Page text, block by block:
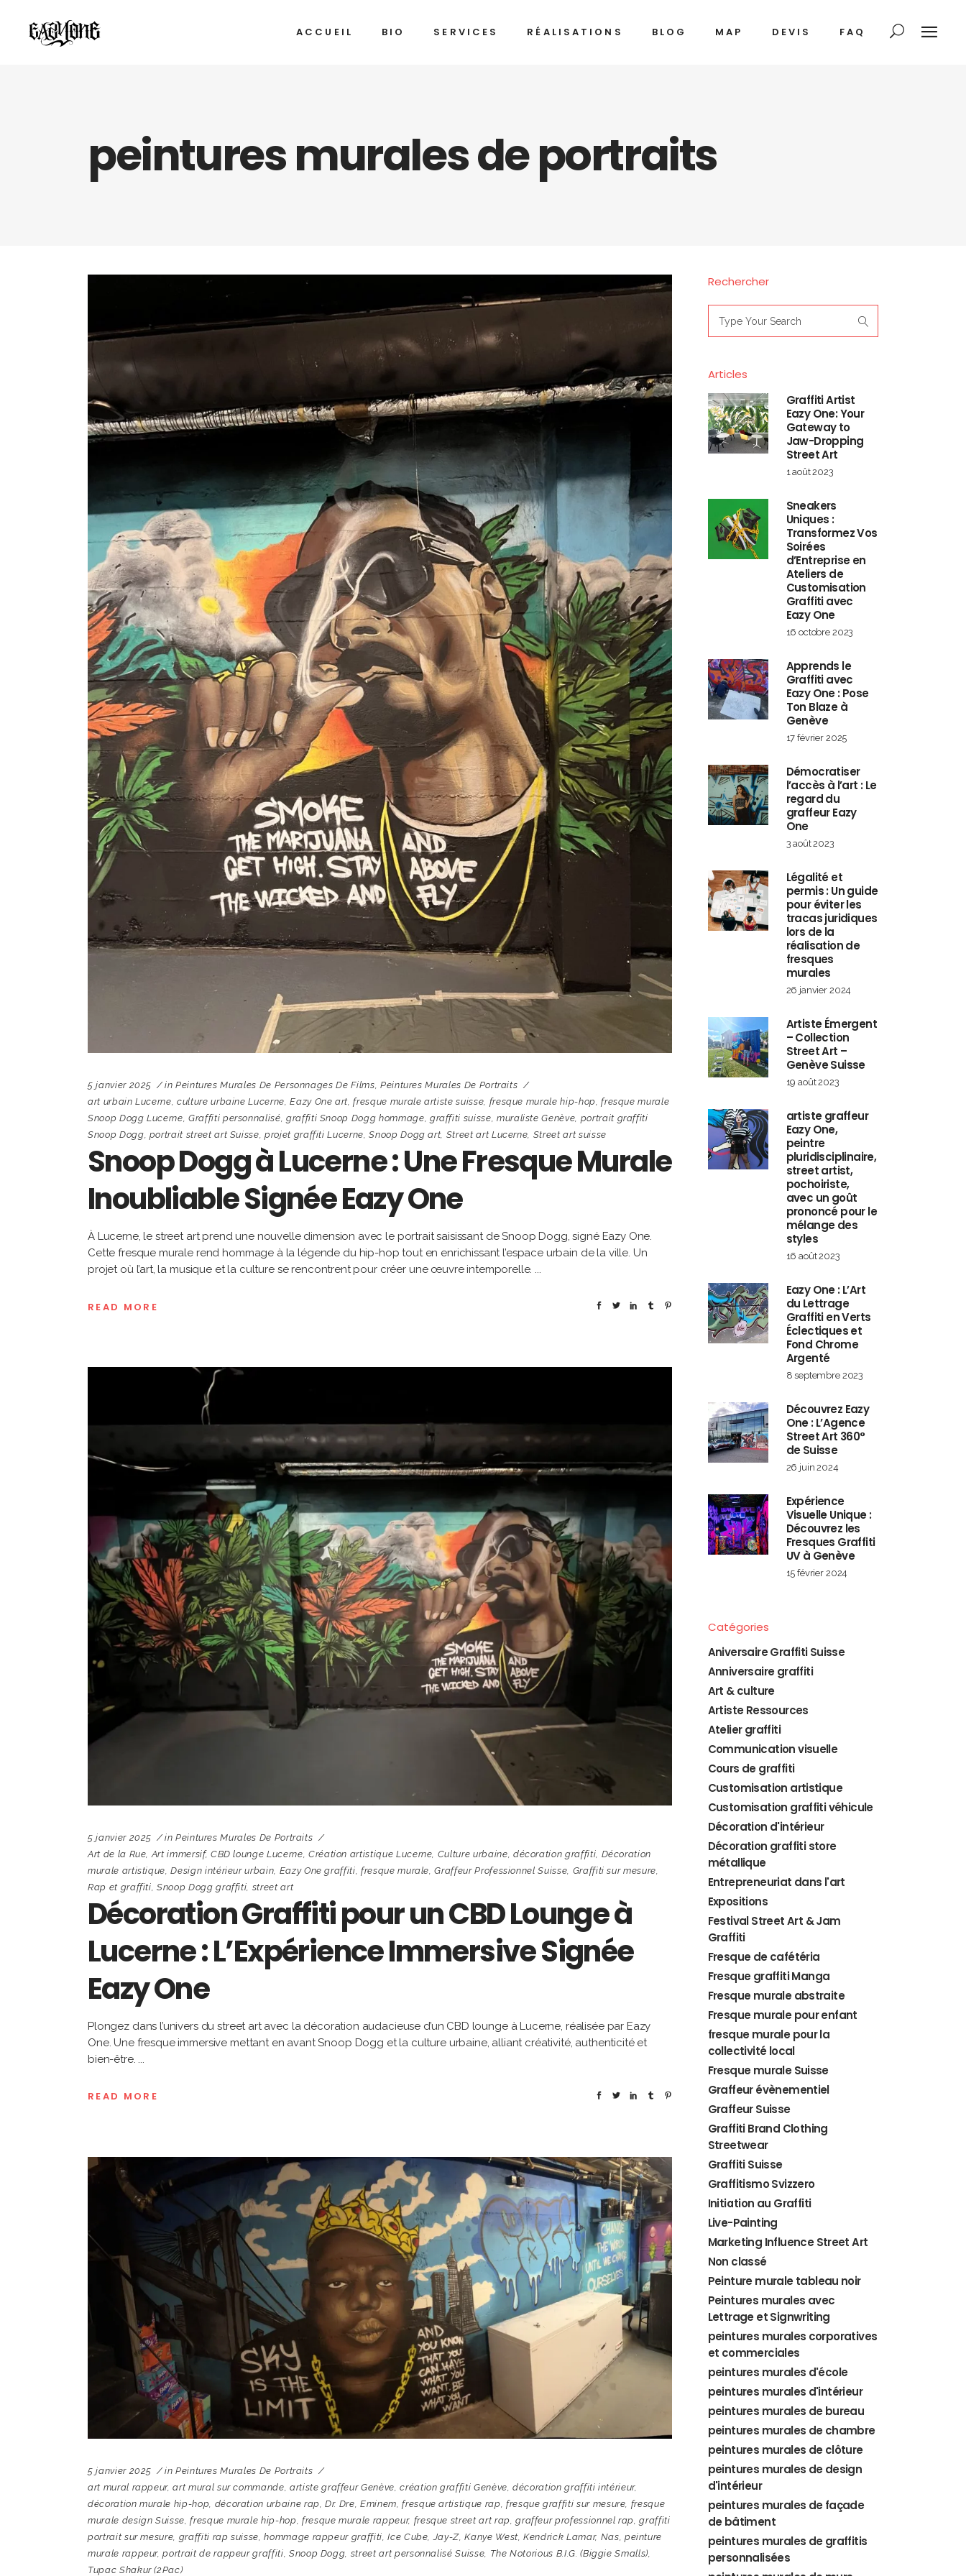
ACCUEIL BIO SERVICES RÉALISATIONS BLOG MAP DEVIS FAQ
peintures murales de portraits
5 janvier 2025 in Peintures Murales De Personnages De Films, Peintures Murales De Portraits
art urbain Lucerne,culture urbaine Lucerne,Eazy One art,fresque murale artiste suisse, fresque murale hip-hop,fresque murale
Snoop Dogg Lucerne,Graffiti personnalisé, graffiti Snoop Dogg hommage, graffiti suisse, muraliste Genève, portrait graffiti
Snoop Dogg, portrait street art Suisse,projet graffiti Lucerne,Snoop Dogg art, Street art Lucerne, Street art suisse
Snoop Dogg à Lucerne : Une Fresque Murale
Inoubliable Signée Eazy One
À Lucerne, le street art prend une nouvelle dimension avec le portrait saisissant de Snoop Dogg, signé Eazy One.
Cette fresque murale rend hommage à la légende du hip-hop tout en enrichissant l’espace urbain de la ville. Un
projet où l’art, la musique et la culture se rencontrent pour créer une œuvre intemporelle.
READ MORE
5 janvier 2025 in Peintures Murales De Portraits
Art de la Rue Art immersif, CBD lounge Lucerne Création artistique Lucerne Culture urbaine décoration graffiti Décoration
murale artistique ,Design intérieur urbain Eazy One graffiti ,fresque murale ,Graffeur Professionnel Suisse Graffiti sur mesure
Rap et graffiti ,Snoop Dogg graffiti street art
Décoration Graffiti pour un CBD Lounge à
Lucerne : L’Expérience Immersive Signée
Eazy One
Plongez dans l’univers du street art avec la décoration audacieuse d’un CBD lounge à Lucerne, réalisée par Eazy
One. Une fresque immersive mettant en avant Snoop Dogg et la culture urbaine, alliant créativité, authenticité et
bien-être.
READ MORE
5 janvier 2025 in Peintures Murales De Portraits
art mural rappeur,art mural sur commande, artiste graffeur Genève,création graffiti Genève,décoration graffiti intérieur,
décoration murale hip-hop, décoration urbaine rap,Dr. Dre,Eminem,fresque artistique rap, fresque graffiti sur mesure, fresque
murale design Suisse,fresque murale hip-hop, fresque murale rappeur, fresque street art rap,graffeur professionnel rap,graffiti
portrait sur mesure, graffiti rap suisse,hommage rappeur graffiti,Ice Cube,Jay-Z,Kanye West,Kendrick Lamar, Nas, peinture
murale rappeur,portrait de rappeur graffiti, Snoop Dogg, street art personnalisé Suisse, The Notorious B.I.G. (Biggie Smalls),
Tupac Shakur (2Pac)
Rechercher
for:
Articles
Graffiti Artist
Eazy One: Your
Gateway to
Jaw-Dropping
Street Art
1 août 2023
Sneakers
Uniques :
Transformez Vos
Soirées
d’Entreprise en
Ateliers de
Customisation
Graffiti avec
Eazy One
16 octobre 2023
Apprends le
Graffiti avec
Eazy One : Pose
Ton Blaze à
Genève
17 février 2025
Démocratiser
l’accès à l’art : Le
regard du
graffeur Eazy
One
3 août 2023
Légalité et
permis : Un guide
pour éviter les
tracas juridiques
lors de la
réalisation de
fresques
murales
26 janvier 2024
Artiste Émergent
– Collection
Street Art –
Genève Suisse
19 août 2023
artiste graffeur
Eazy One,
peintre
pluridisciplinaire,
street artist,
pochoiriste,
avec un goût
prononcé pour le
mélange des
styles
16 août 2023
Eazy One : L’Art
du Lettrage
Graffiti en Verts
Éclectiques et
Fond Chrome
Argenté
8 septembre 2023
Découvrez Eazy
One : L’Agence
Street Art 360°
de Suisse
26 juin 2024
Expérience
Visuelle Unique :
Découvrez les
Fresques Graffiti
UV à Genève
15 février 2024
Catégories
Aniversaire Graffiti Suisse
Anniversaire graffiti
Art & culture
Artiste Ressources
Atelier graffiti
Communication visuelle
Cours de graffiti
Customisation artistique
Customisation graffiti véhicule
Décoration d'intérieur
Décoration graffiti store
métallique
Entrepreneuriat dans l'art
Expositions
Festival Street Art & Jam
Graffiti
Fresque de cafétéria
Fresque graffiti Manga
Fresque murale abstraite
Fresque murale pour enfant
fresque murale pour la
collectivité local
Fresque murale Suisse
Graffeur évènementiel
Graffeur Suisse
Graffiti Brand Clothing
Streetwear
Graffiti Suisse
Graffitismo Svizzero
Initiation au Graffiti
Live-Painting
Marketing Influence Street Art
Non classé
Peinture murale tableau noir
Peintures murales avec
Lettrage et Signwriting
peintures murales corporatives
et commerciales
peintures murales d'école
peintures murales d'intérieur
peintures murales de bureau
peintures murales de chambre
peintures murales de clôture
peintures murales de design
d'intérieur
peintures murales de façade
de bâtiment
peintures murales de graffitis
personnalisées